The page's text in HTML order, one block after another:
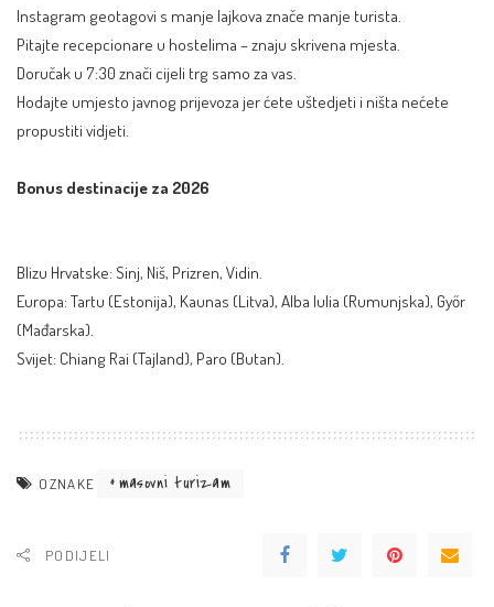
Instagram geotagovi s manje lajkova znače manje turista.
Pitajte recepcionare u hostelima – znaju skrivena mjesta.
Doručak u 7:30 znači cijeli trg samo za vas.
Hodajte umjesto javnog prijevoza jer ćete uštedjeti i ništa nećete
propustiti vidjeti.
Bonus destinacije za 2026
Blizu Hrvatske: Sinj, Niš, Prizren, Vidin.
Europa: Tartu (Estonija), Kaunas (Litva), Alba Iulia (Rumunjska), Győr
(Mađarska).
Svijet: Chiang Rai (Tajland), Paro (Butan).
OZNAKE masovni turizam
PODIJELI